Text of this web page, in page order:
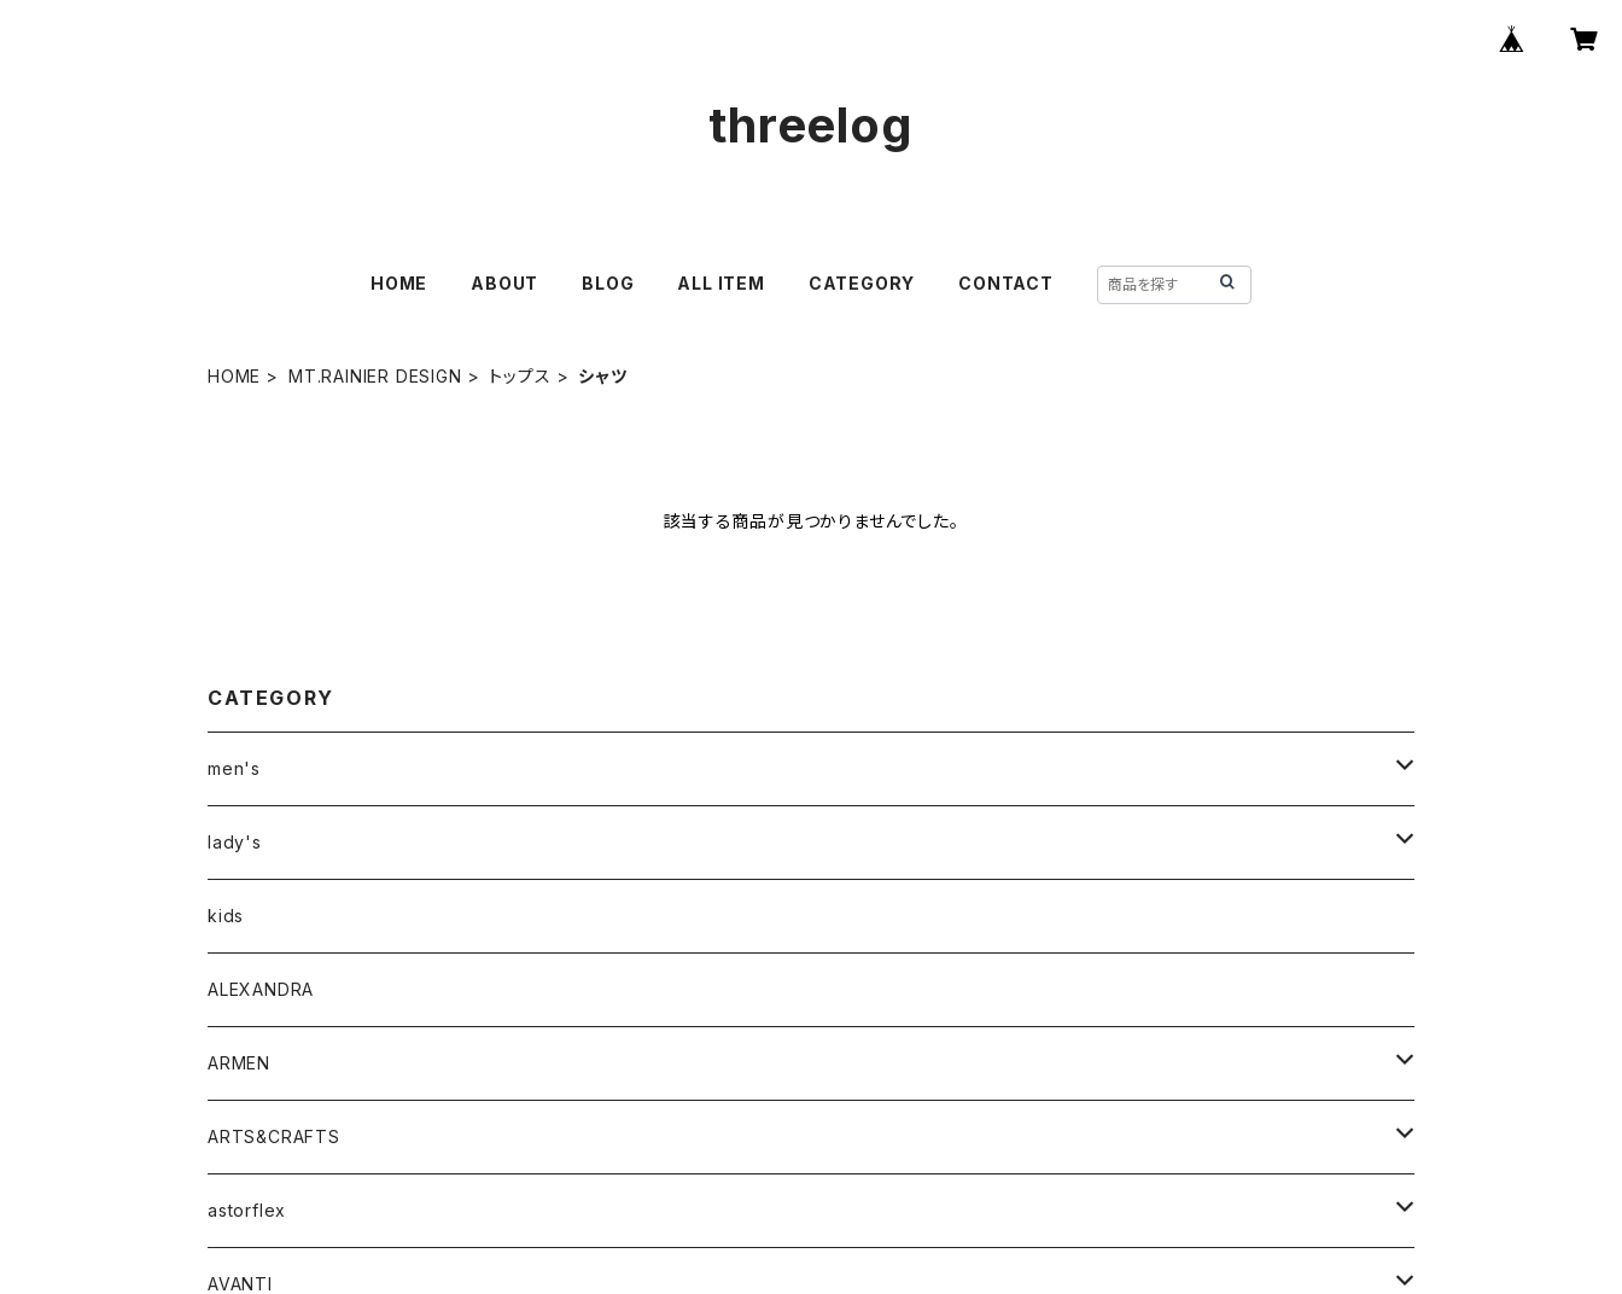
threelog
HOME ABOUT BLOG ALL ITEM CATEGORY CONTACT
HOME MT.RAINIER DESIGN トップス シャツ
該当する商品が見つかりませんでした。
CATEGORY
men's
アウター
トップス
Tシャツ
シャツ
ボトムス
lady's
アウター
トップス
Tシャツ・カットソー
シャツ・ブラウス
ボトムス
パンツ
スカート
ワンピース・オールインワン
バッグ
シューズ
kids
ALEXANDRA
ARMEN
アウター
コート
ジャケット
トップス
ベスト
ワンピース
ARTS&CRAFTS
アクセサリー
ウォレット
astorflex
グッズ
AVANTI